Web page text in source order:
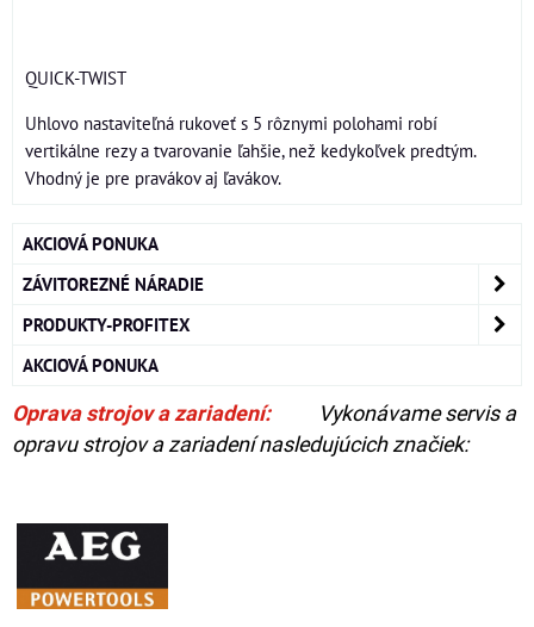
QUICK-TWIST
Uhlovo nastaviteľná rukoveť s 5 rôznymi polohami robí
vertikálne rezy a tvarovanie ľahšie, než kedykoľvek predtým.
Vhodný je pre pravákov aj ľavákov.
AKCIOVÁ PONUKA
ZÁVITOREZNÉ NÁRADIE
PRODUKTY-PROFITEX
AKCIOVÁ PONUKA
Oprava strojov a zariadení:
Vykonávame servis a
opravu strojov a zariadení nasledujúcich značiek: